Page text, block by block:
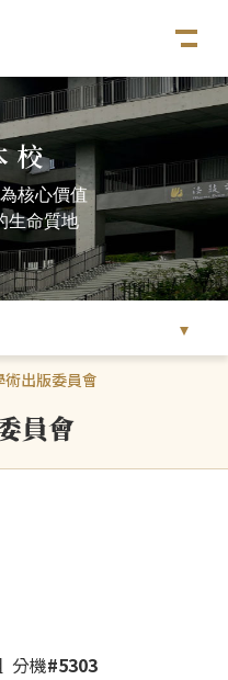
校
核心價值
生命質地
術出版委員會
員會
分機#5303